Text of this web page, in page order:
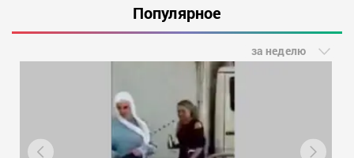
Популярное
за неделю